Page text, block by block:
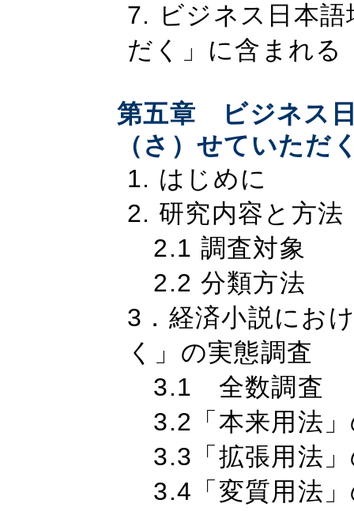
7. ビジネス日本
だく」に含まれる
第五章 ビジネス
（さ）せていただ
1. はじめに
2. 研究内容と方法
2.1 調査対象
2.2 分類方法
3．経済小説にお
く」の実態調査
3.1 全数調査
3.2「本来用法」
3.3「拡張用法」
3.4「変質用法」